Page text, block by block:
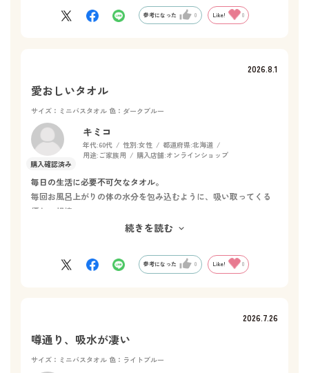
参考になった 0 Like! 0
2026.8.1
愛おしいタオル
サイズ：ミニバスタオル 色：ダークブルー
キミコ
年代:60代 性別:女性 都道府県:北海道
用途: ご家族用 購入店舗:オンラインショップ
毎日の生活に必要不可欠なタオル。
毎回お風呂上がりの体の水分を包み込むように、吸い取ってくる
優しい相棒。
色合いも柔らかく、つい何枚も欲しくなってしまう事が悩み。
続きを読む
参考になった 0 Like! 0
2026.7.26
噂通り、吸水が凄い
サイズ：ミニバスタオル 色：ライトブルー